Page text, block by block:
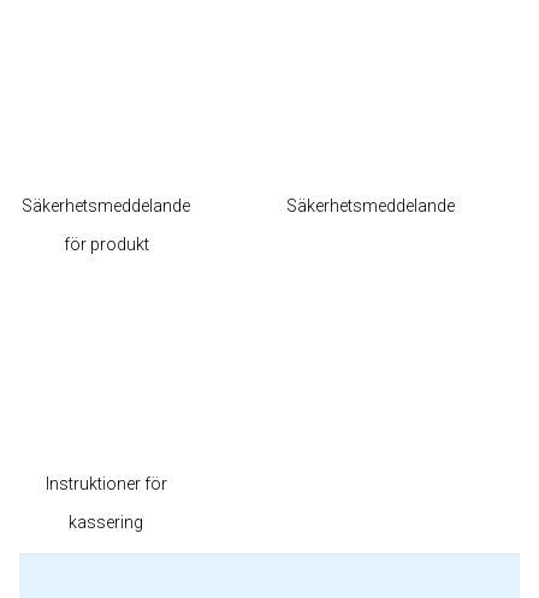
Säkerhetsmeddelande
för produkt
Säkerhetsmeddelande
Instruktioner för
kassering